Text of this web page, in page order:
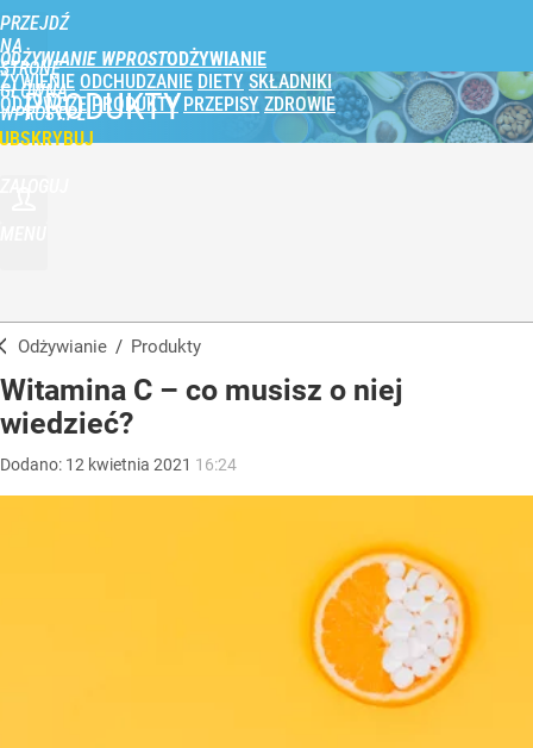
PRZEJDŹ
NA
STRONĘ
GŁÓWNĄ
WPROST.PL
ODŻYWIANIE WPROST
ŻYWIENIE ODCHUDZANIE DIETY SKŁADNIKI
ODŻYWCZE PRODUKTY PRZEPISY ZDROWIE
PRODUKTY
Odżywianie / Produkty
Witamina C – co musisz o niej
wiedzieć?
Dodano: 12 kwietnia 2021 16:24